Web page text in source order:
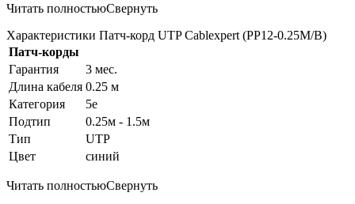
Читать полностьюСвернуть
Характеристики Патч-корд UTP Cablexpert (PP12-0.25M/B)
Патч-корды
Гарантия
3 мес.
Длина кабеля 0.25 м
Категория
5е
Подтип
0.25м - 1.5м
Тип
UTP
Цвет
синий
Читать полностьюСвернуть